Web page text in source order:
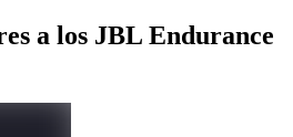
a los JBL Endurance